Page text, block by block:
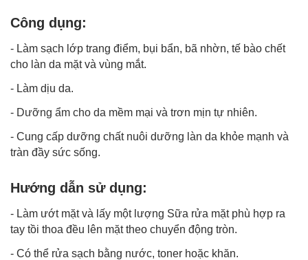
Công dụng:
- Làm sạch lớp trang điểm, bụi bẩn, bã nhờn, tế bào chết
cho làn da mặt và vùng mắt.
- Làm dịu da.
- Dưỡng ẩm cho da mềm mại và trơn mịn tự nhiên.
- Cung cấp dưỡng chất nuôi dưỡng làn da khỏe mạnh và
tràn đầy sức sống.
Hướng dẫn sử dụng:
- Làm ướt mặt và lấy một lượng Sữa rửa mặt phù hợp ra
tay tồi thoa đều lên mặt theo chuyển động tròn.
- Có thể rửa sạch bằng nước, toner hoặc khăn.